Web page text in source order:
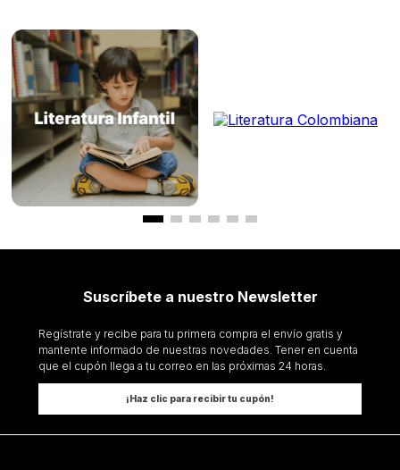
Suscríbete a nuestro Newsletter
Regístrate y recibe para tu primera compra el envío gratis y
mantente informado de nuestras novedades. Tener en cuenta
que el cupón llega a tu correo en las próximas 24 horas.
¡Haz clic para recibir tu cupón!